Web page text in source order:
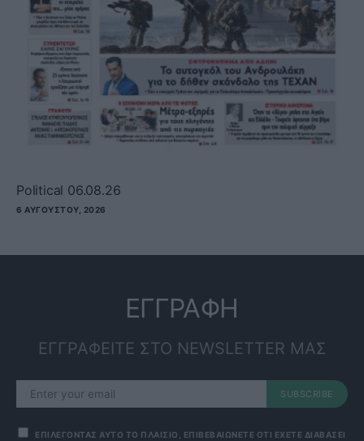
Political 06.08.26
6 ΑΥΓΟΎΣΤΟΥ, 2026
ΕΓΓΡΑΦΗ
ΕΓΓΡΑΦΕΙΤΕ ΣΤΟ NEWSLETTER ΜΑΣ
SUBSCRIBE
ΕΠΙΛΕΓΟΝΤΑΣ ΑΥΤΟ ΤΟ ΠΛΑΙΣΙΟ, ΕΠΙΒΕΒΑΙΩΝΕΤΕ ΟΤΙ ΕΧΕΤΕ ΔΙΑΒΑΣΕΙ